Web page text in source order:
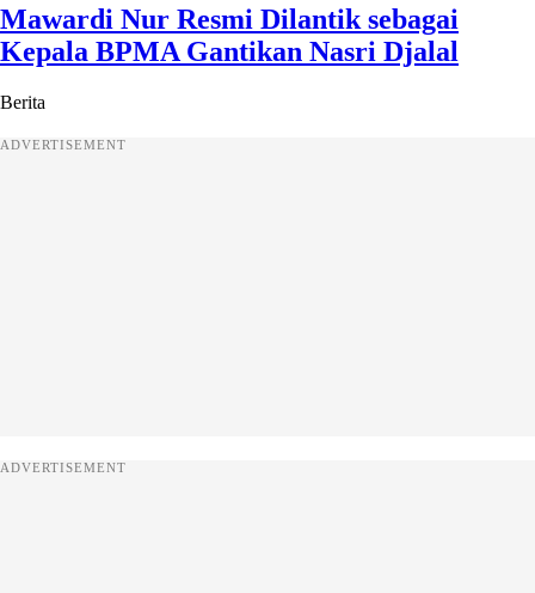
Mawardi Nur Resmi Dilantik sebagai
Kepala BPMA Gantikan Nasri Djalal
Berita
ADVERTISEMENT
ADVERTISEMENT